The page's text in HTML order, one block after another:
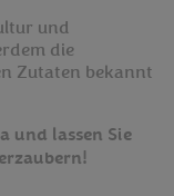
und
die
Zutaten bekannt
und lassen Sie